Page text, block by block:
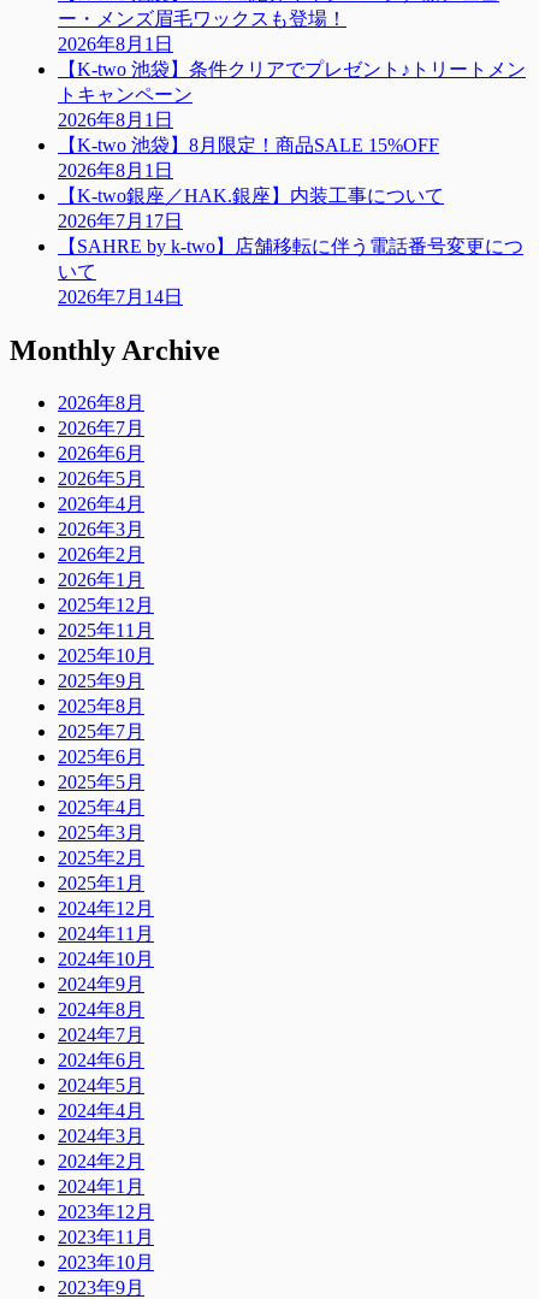
ー・メンズ眉毛ワックスも登場！
2026年8月1日
【K-two 池袋】条件クリアでプレゼント♪トリートメン
トキャンペーン
2026年8月1日
【K-two 池袋】8月限定！商品SALE 15%OFF
2026年8月1日
【K-two銀座／HAK.銀座】内装工事について
2026年7月17日
【SAHRE by k-two】店舗移転に伴う電話番号変更につ
いて
2026年7月14日
Monthly Archive
2026年8月
2026年7月
2026年6月
2026年5月
2026年4月
2026年3月
2026年2月
2026年1月
2025年12月
2025年11月
2025年10月
2025年9月
2025年8月
2025年7月
2025年6月
2025年5月
2025年4月
2025年3月
2025年2月
2025年1月
2024年12月
2024年11月
2024年10月
2024年9月
2024年8月
2024年7月
2024年6月
2024年5月
2024年4月
2024年3月
2024年2月
2024年1月
2023年12月
2023年11月
2023年10月
2023年9月